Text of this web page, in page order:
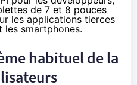
de 7 et 8 pouces
les applications tierces
les smartphones.
habituel de la